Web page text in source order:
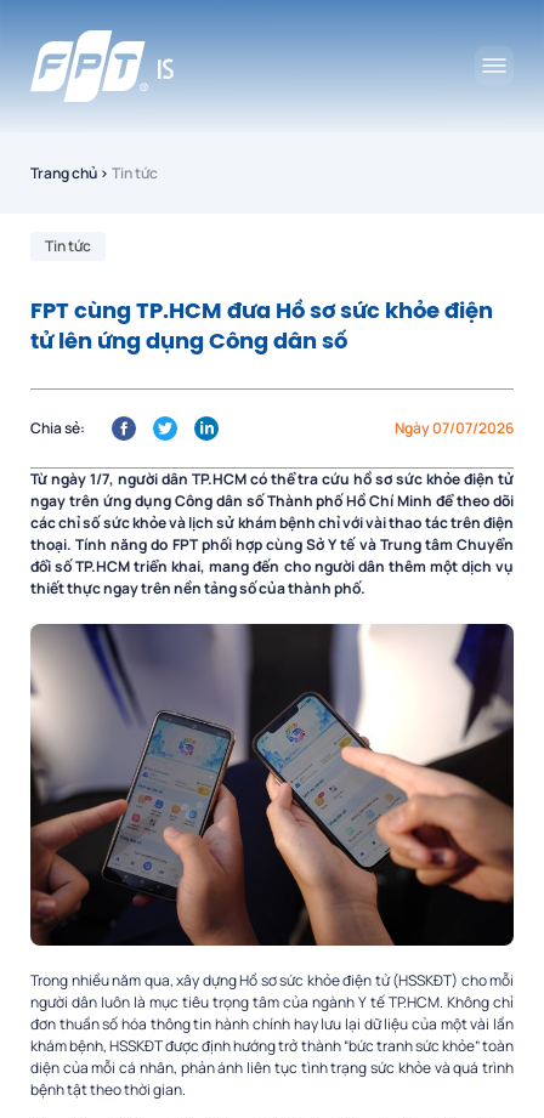
Trang chủ › Tin tức
Tin tức
FPT cùng TP.HCM đưa Hồ sơ sức khỏe điện
tử lên ứng dụng Công dân số
Ngày 07/07/2026
Chia sẻ:
Từ ngày 1/7, người dân TP.HCM có thể tra cứu hồ sơ sức khỏe điện tử
ngay trên ứng dụng Công dân số Thành phố Hồ Chí Minh để theo dõi
các chỉ số sức khỏe và lịch sử khám bệnh chỉ với vài thao tác trên điện
thoại. Tính năng do FPT phối hợp cùng Sở Y tế và Trung tâm Chuyển
đổi số TP.HCM triển khai, mang đến cho người dân thêm một dịch vụ
thiết thực ngay trên nền tảng số của thành phố.
Trong nhiều năm qua, xây dựng Hồ sơ sức khỏe điện tử (HSSKĐT) cho mỗi
người dân luôn là mục tiêu trọng tâm của ngành Y tế TP.HCM. Không chỉ
đơn thuần số hóa thông tin hành chính hay lưu lại dữ liệu của một vài lần
khám bệnh, HSSKĐT được định hướng trở thành “bức tranh sức khỏe” toàn
diện của mỗi cá nhân, phản ánh liên tục tình trạng sức khỏe và quá trình
bệnh tật theo thời gian.